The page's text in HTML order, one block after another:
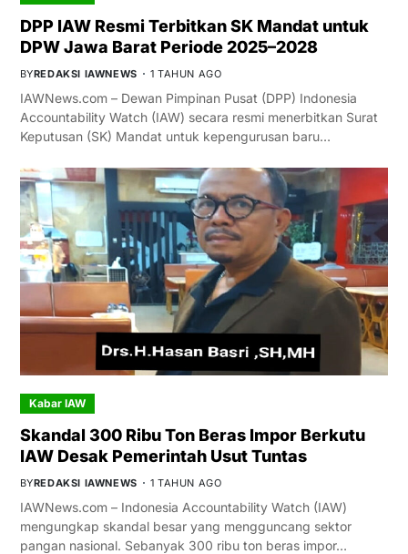
DPP IAW Resmi Terbitkan SK Mandat untuk
DPW Jawa Barat Periode 2025–2028
BYREDAKSI IAWNEWS 1 TAHUN AGO
IAWNews.com – Dewan Pimpinan Pusat (DPP) Indonesia
Accountability Watch (IAW) secara resmi menerbitkan Surat
Keputusan (SK) Mandat untuk kepengurusan baru…
Kabar IAW
Skandal 300 Ribu Ton Beras Impor Berkutu
IAW Desak Pemerintah Usut Tuntas
BYREDAKSI IAWNEWS 1 TAHUN AGO
IAWNews.com – Indonesia Accountability Watch (IAW)
mengungkap skandal besar yang mengguncang sektor
pangan nasional. Sebanyak 300 ribu ton beras impor…